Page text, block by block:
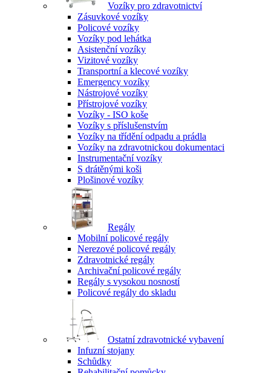
Vozíky pro zdravotnictví
Zásuvkové vozíky
Policové vozíky
Vozíky pod lehátka
Asistenční vozíky
Vizitové vozíky
Transportní a klecové vozíky
Emergency vozíky
Nástrojové vozíky
Přístrojové vozíky
Vozíky - ISO koše
Vozíky s příslušenstvím
Vozíky na třídění odpadu a prádla
Vozíky na zdravotnickou dokumentaci
Instrumentační vozíky
S drátěnými koši
Plošinové vozíky
Regály
Mobilní policové regály
Nerezové policové regály
Zdravotnické regály
Archivační policové regály
Regály s vysokou nosností
Policové regály do skladu
Ostatní zdravotnické vybavení
Infuzní stojany
Schůdky